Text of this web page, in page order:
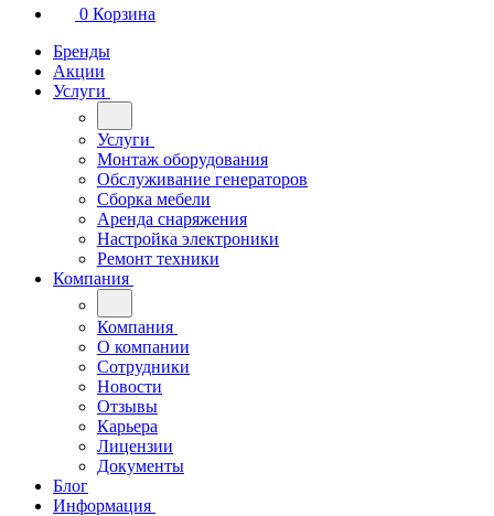
0 Корзина
Бренды
Акции
Услуги
Услуги
Монтаж оборудования
Обслуживание генераторов
Сборка мебели
Аренда снаряжения
Настройка электроники
Ремонт техники
Компания
Компания
О компании
Сотрудники
Новости
Отзывы
Карьера
Лицензии
Документы
Блог
Информация